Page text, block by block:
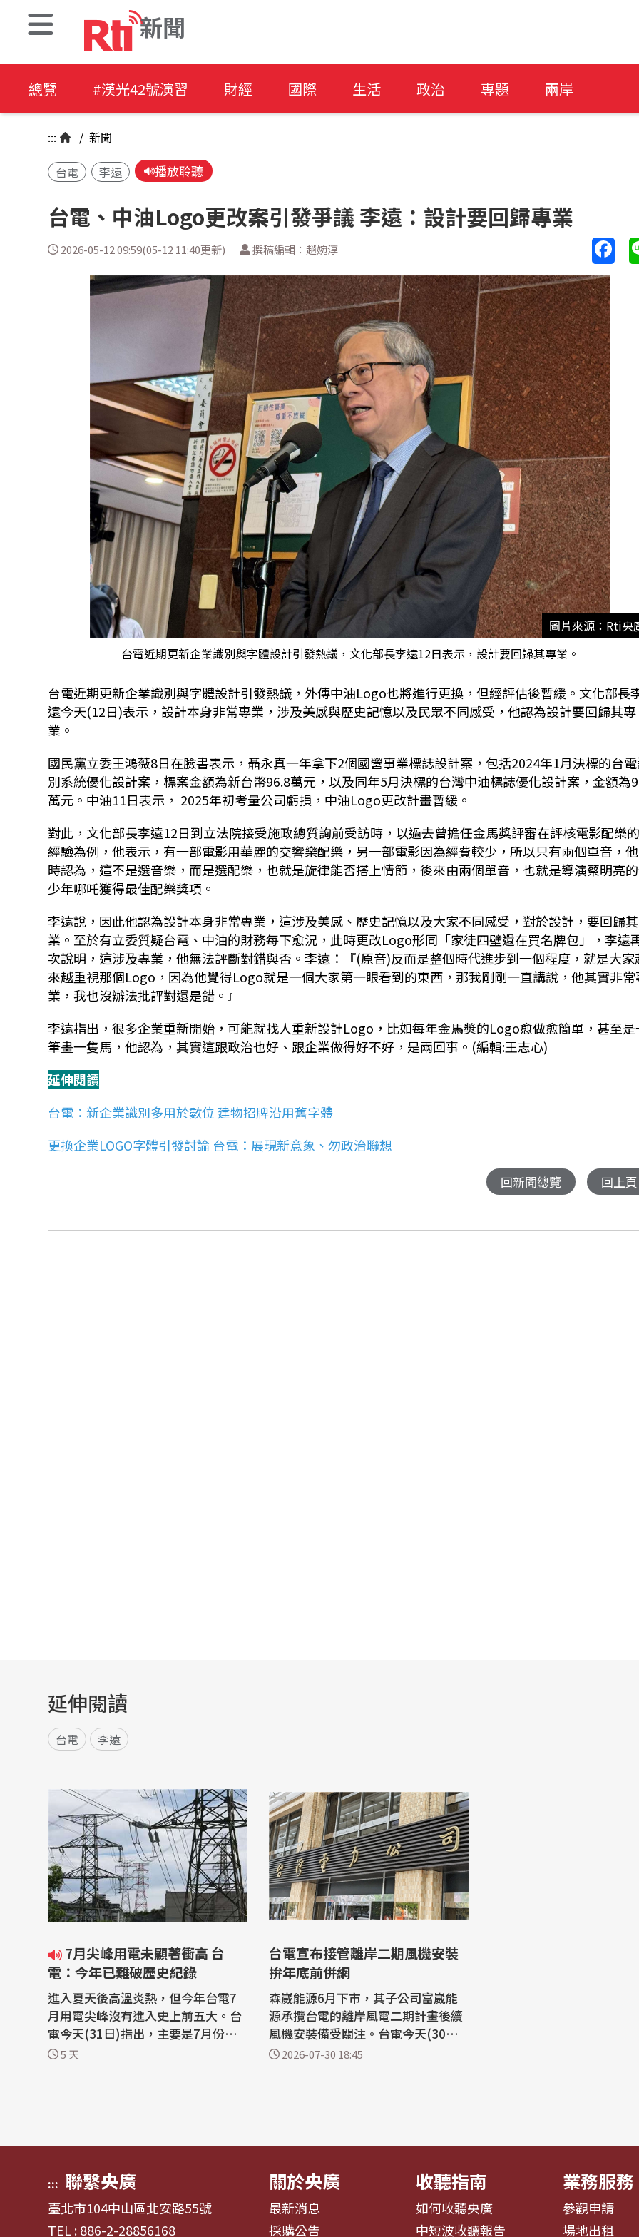
新聞
總覽 #漢光42號演習 財經 國際 生活 政治 專題 兩岸
::: / 新聞
台電 李遠 播放聆聽
台電、中油Logo更改案引發爭議 李遠：設計要回歸專業
2026-05-12 09:59(05-12 11:40更新) 撰稿編輯：趙婉淳
圖片來源：Rti央
台電近期更新企業識別與字體設計引發熱議，文化部長李遠12日表示，設計要回歸其專業。
台電近期更新企業識別與字體設計引發熱議，外傳中油Logo也將進行更換，但經評估後暫緩。文化部長
遠今天(12日)表示，設計本身非常專業，涉及美感與歷史記憶以及民眾不同感受，他認為設計要回歸其專
業。
國民黨立委王鴻薇8日在臉書表示，聶永真一年拿下2個國營事業標誌設計案，包括2024年1月決標的台
別系統優化設計案，標案金額為新台幣96.8萬元，以及同年5月決標的台灣中油標誌優化設計案，金額為
萬元。中油11日表示， 2025年初考量公司虧損，中油Logo更改計畫暫緩。
對此，文化部長李遠12日到立法院接受施政總質詢前受訪時，以過去曾擔任金馬獎評審在評核電影配樂
經驗為例，他表示，有一部電影用華麗的交響樂配樂，另一部電影因為經費較少，所以只有兩個單音，
時認為，這不是選音樂，而是選配樂，也就是旋律能否搭上情節，後來由兩個單音，也就是導演蔡明亮
少年哪吒獲得最佳配樂獎項。
李遠說，因此他認為設計本身非常專業，這涉及美感、歷史記憶以及大家不同感受，對於設計，要回歸
業。至於有立委質疑台電、中油的財務每下愈況，此時更改Logo形同「家徒四壁還在買名牌包」，李遠
次說明，這涉及專業，他無法評斷對錯與否。李遠：『(原音)反而是整個時代進步到一個程度，就是大家
來越重視那個Logo ，因為他覺得Logo就是一個大家第一眼看到的東西，那我剛剛一直講說，他其實非常
業，我也沒辦法批評對還是錯。』
李遠指出，很多企業重新開始，可能就找人重新設計Logo ，比如每年金馬獎的Logo愈做愈簡單，甚至是
筆畫一隻馬，他認為，其實這跟政治也好、跟企業做得好不好，是兩回事。(編輯:王志心)
延伸閱讀
台電：新企業識別多用於數位 建物招牌沿用舊字體
更換企業LOGO字體引發討論 台電：展現新意象、勿政治聯想
回新聞總覽 回上頁
延伸閱讀
台電 李遠
電：今年已難破歷史紀錄
進入夏天後高溫炎熱，但今年台電7
月用電尖峰沒有進入史上前五大。台
電今天(31日)指出，主要是7月份接
連有颱風來襲、強降雨、午後雷陣雨
5 天
台電宣布接管離岸二期風機安裝
拚年底前併網
森崴能源6月下市，其子公司富崴能
源承攬台電的離岸風電二期計畫後續
風機安裝備受關注。台電今天(30日)
傍晚宣布，經協調，已由台電依契約
2026-07-30 18:45
::: 聯繫央廣
臺北市104中山區北安路55號
TEL : 886-2-28856168
關於央廣
最新消息
採購公告
收聽指南
如何收聽央廣
中短波收聽報告
業務服務
參觀申請
場地出租